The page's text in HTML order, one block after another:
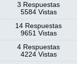
3 Respuestas
5584 Vistas
14 Respuestas
9651 Vistas
4 Respuestas
4224 Vistas